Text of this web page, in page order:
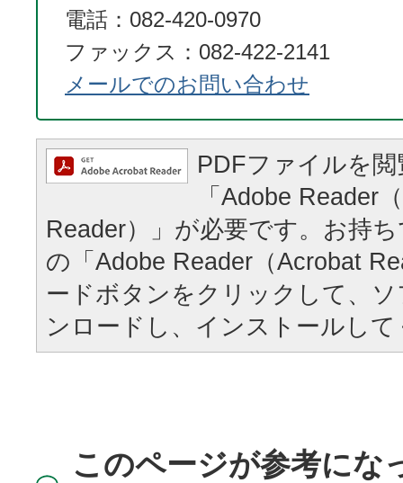
電話：082-420-0970
ファックス：082-422-2141
メールでのお問い合わせ
PDFファイルを
「Adobe Reader
Reader）」が必要です。お持
の「Adobe Reader（Acrobat
ードボタンをクリックして、
ンロードし、インストールし
このページが参考にな